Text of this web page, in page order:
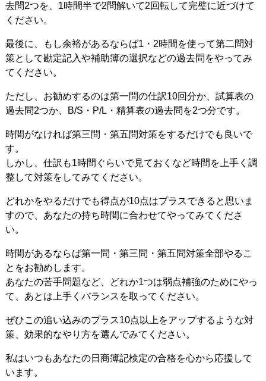
去問2つを、1時間半で2問解いて2回転して完璧に近づけて
ください。
最後に、もし余裕があるならば1・2時間を使って第二問対
策として勘定記入や補助簿の選択などの過去問をやってみ
てください。
ただし、お勧めするのは第一問の仕訳10回分か、試算表の
過去問2つか、B/S・P/L・精算表の過去問を2つ分です。
時間がなければ第三問・第五問対策をするだけでも良いで
す。
しかし、仕訳も1時間ぐらいで見ておくなど時間を上手く調
整して対策をしてみてください。
どれかをやるだけでも得点が10点はプラスできると思いま
すので、あなたの持ち時間に合わせてやってみてくださ
い。
時間があるならば第一問・第三問・第五問対策全部やるこ
とをお勧めします。
あなたの苦手問題など、どれか1つは弱点補強のためにやっ
て、あとは上手くバランスを取ってください。
ぜひこの追い込みのプラス10点以上をアップするような対
策、効果的なやり方を選んでみてください。
私はいつもあなたの日商簿記検定の合格を心から応援して
います。